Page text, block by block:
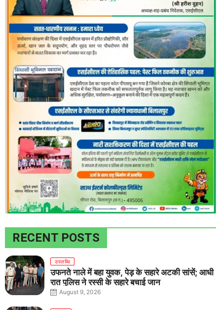
RECENT POSTS
उपलब्धि
उफनते नाले में बहा युवक, पेड़ के सहारे अटकी सांसें; आधी
रात पुलिस ने रस्सी के सहारे बचाई जान
August 9, 2026